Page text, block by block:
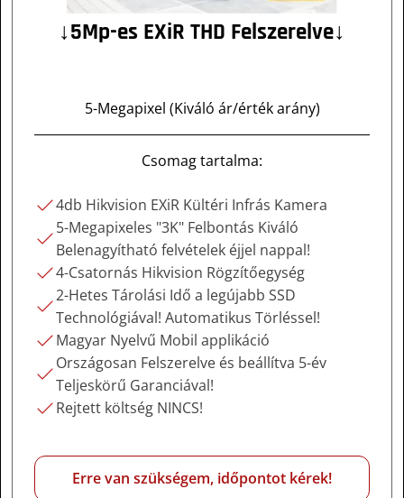
↓5Mp-es EXiR THD Felszerelve↓
5-Megapixel (Kiváló ár/érték arány)
Csomag tartalma:
4db Hikvision EXiR Kültéri Infrás Kamera
5-Megapixeles "3K" Felbontás Kiváló
Belenagyítható felvételek éjjel nappal!
4-Csatornás Hikvision Rögzítőegység
2-Hetes Tárolási Idő a legújabb SSD
Technológiával! Automatikus Törléssel!
Magyar Nyelvű Mobil applikáció
Országosan Felszerelve és beállítva 5-év
Teljeskörű Garanciával!
Rejtett költség NINCS!
Erre van szükségem, időpontot kérek!